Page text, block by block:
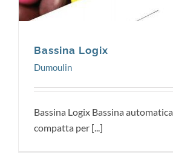
Bassina Logix
Dumoulin
Bassina Logix Bassina
compatta per [...]